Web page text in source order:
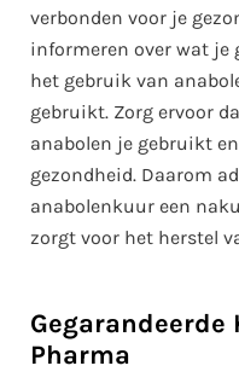
verbonden voor je
informeren over wat je
het gebruik van
gebruikt. Zorg ervoor
anabolen je gebruikt
gezondheid. Daarom
anabolenkuur een
zorgt voor het herstel
Pharma